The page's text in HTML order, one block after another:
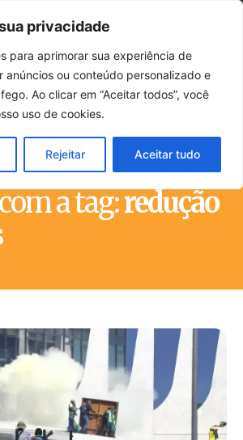
privacidade
para aprimorar sua experiência de
anúncios ou conteúdo personalizado e
Ao clicar em “Aceitar todos”, você
uso de cookies.
Rejeitar Aceitar tudo
a tag:redução